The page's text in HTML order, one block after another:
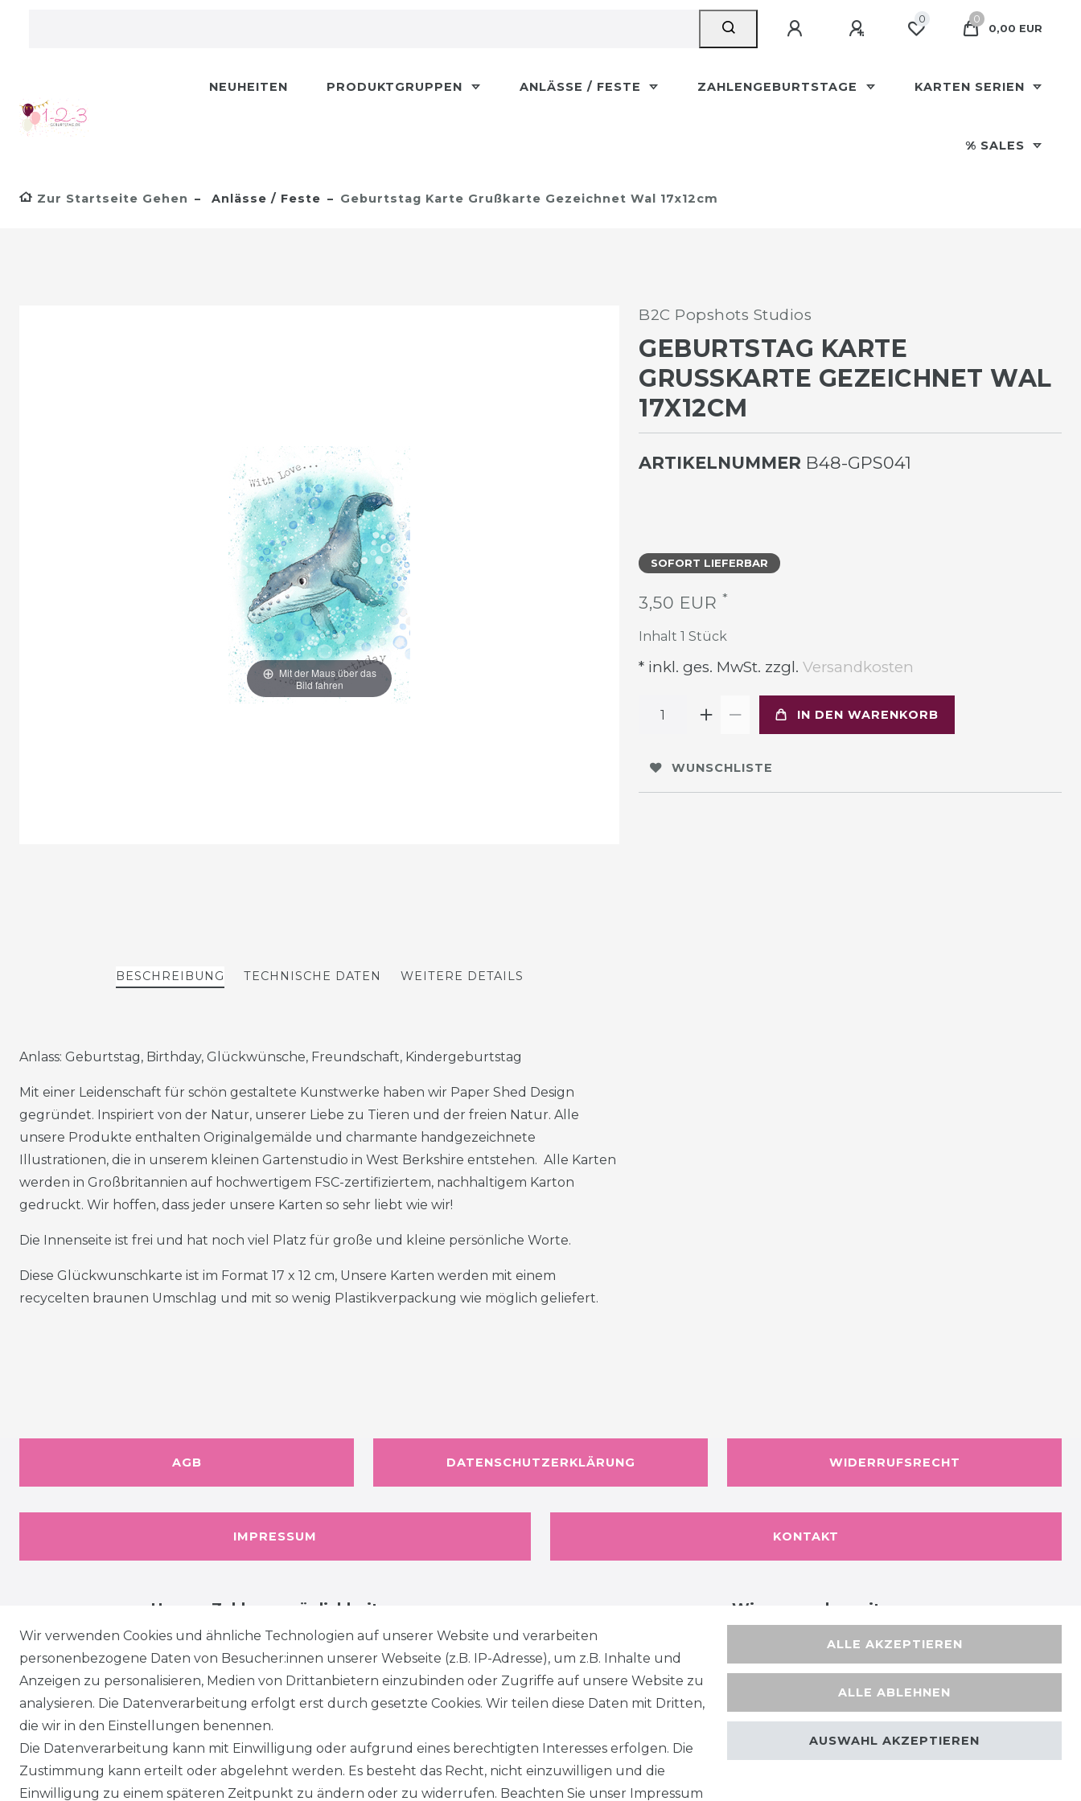
0
0
0,00 EUR
NEUHEITEN PRODUKTGRUPPEN ANLÄSSE / FESTE ZAHLENGEBURTSTAGE KARTEN SERIEN
% SALES
Zur Startseite Gehen Anlässe / Feste Geburtstag Karte Grußkarte Gezeichnet Wal 17x12cm
Mit der Maus über das
Bild fahren
B2C Popshots Studios
GEBURTSTAG KARTE
GRUSSKARTE GEZEICHNET WAL 1
7X12CM
ARTIKELNUMMER B48-GPS041
SOFORT LIEFERBAR
3,50 EUR *
Inhalt 1 Stück
* inkl. ges. MwSt. zzgl. Versandkosten
IN DEN WARENKORB
WUNSCHLISTE
BESCHREIBUNG TECHNISCHE DATEN WEITERE DETAILS
Anlass: Geburtstag, Birthday, Glückwünsche, Freundschaft, Kindergeburtstag
Mit einer Leidenschaft für schön gestaltete Kunstwerke haben wir Paper Shed Design
gegründet. Inspiriert von der Natur, unserer Liebe zu Tieren und der freien Natur. Alle
unsere Produkte enthalten Originalgemälde und charmante handgezeichnete
Illustrationen, die in unserem kleinen Gartenstudio in West Berkshire entstehen. Alle Karten
werden in Großbritannien auf hochwertigem FSC-zertifiziertem, nachhaltigem Karton
gedruckt. Wir hoffen, dass jeder unsere Karten so sehr liebt wie wir!
Die Innenseite ist frei und hat noch viel Platz für große und kleine persönliche Worte.
Diese Glückwunschkarte ist im Format 17 x 12 cm, Unsere Karten werden mit einem
recycelten braunen Umschlag und mit so wenig Plastikverpackung wie möglich geliefert.
AGB DATENSCHUTZERKLÄRUNG WIDERRUFSRECHT
IMPRESSUM KONTAKT
Unsere Zahlungsmöglichkeiten Wir versenden mit
Wir verwenden Cookies und ähnliche Technologien auf unserer Website und verarbeiten
personenbezogene Daten von Besucher:innen unserer Webseite (z.B. IP-Adresse), um z.B. Inhalte und
Anzeigen zu personalisieren, Medien von Drittanbietern einzubinden oder Zugriffe auf unsere Website zu
analysieren. Die Datenverarbeitung erfolgt erst durch gesetzte Cookies. Wir teilen diese Daten mit Dritten,
die wir in den Einstellungen benennen.
Die Datenverarbeitung kann mit Einwilligung oder aufgrund eines berechtigten Interesses erfolgen. Die
Zustimmung kann erteilt oder abgelehnt werden. Es besteht das Recht, nicht einzuwilligen und die
Einwilligung zu einem späteren Zeitpunkt zu ändern oder zu widerrufen. Beachten Sie unser Impressum
ALLE AKZEPTIEREN
ALLE ABLEHNEN
AUSWAHL AKZEPTIEREN